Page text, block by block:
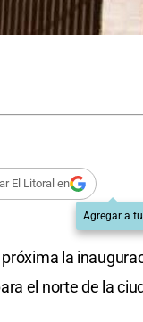
El Litoral en
Agregar a
la
el norte de la